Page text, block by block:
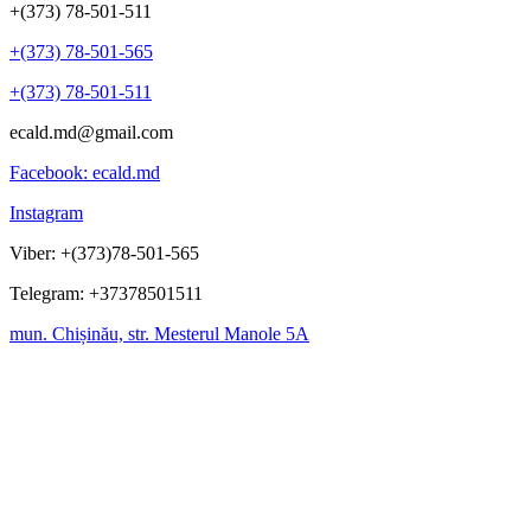
+(373) 78-501-511
+(373) 78-501-565
+(373) 78-501-511
ecald.md@gmail.com
Facebook: ecald.md
Instagram
Viber: +(373)78-501-565
Telegram: +37378501511
mun. Chișinău, str. Mesterul Manole 5A